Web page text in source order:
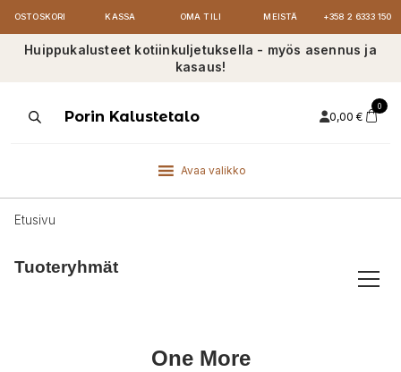
OSTOSKORI KASSA OMA TILI MEISTÄ +358 2 6333 150
Huippukalusteet kotiinkuljetuksella - myös asennus ja
kasaus!
ProductsPorin Kalustetalo 0,00 €
0
Avaa valikko
Etusivu
Tuoteryhmät
One More